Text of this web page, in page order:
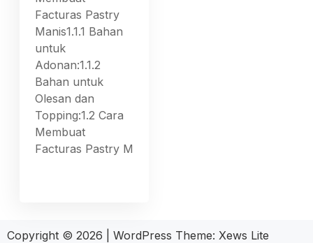
Facturas Pastry
Manis1.1.1 Bahan
untuk
Adonan:1.1.2
Bahan untuk
Olesan dan
Topping:1.2 Cara
Membuat
Facturas Pastry M
Copyright © 2026 WordPress Theme: Xews Lite